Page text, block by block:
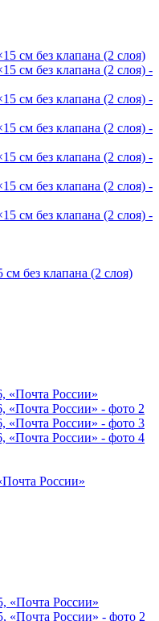
без клапана (2 слоя)
России»